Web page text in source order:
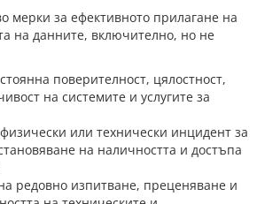
мерки за ефективното прилагане на
на данните, включително, но не
поверителност, цялостност,
на системите и услугите за
или технически инцидент за
на наличността и достъпа
редовно изпитване, преценяване и